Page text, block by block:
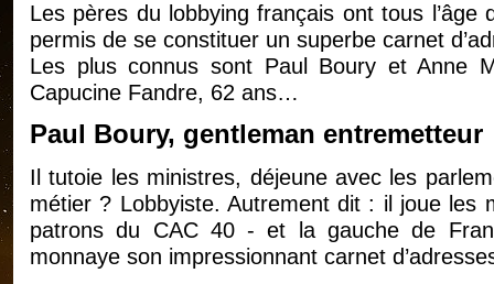
Les pères du lobbying français ont tous
permis de se constituer un superbe carnet
Les plus connus sont Paul Boury et Anne
Capucine Fandre, 62 ans…
Paul Boury, gentleman entremetteur
Il tutoie les ministres, déjeune avec les
métier ? Lobbyiste. Autrement dit : il joue les
patrons du CAC 40 - et la gauche de
monnaye son impressionnant carnet